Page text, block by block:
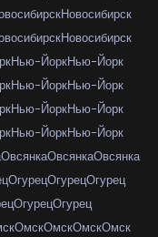
Новосибирск
Новосибирск
Нью-ЙоркНью-Йорк
Нью-ЙоркНью-Йорк
Нью-ЙоркНью-Йорк
Нью-ЙоркНью-Йорк
ОвсянкаОвсянкаОвсянка
ОгурецОгурецОгурец
ОгурецОгурец
ОмскОмскОмскОмск